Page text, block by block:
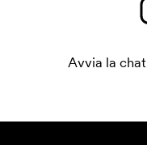
Avvia la